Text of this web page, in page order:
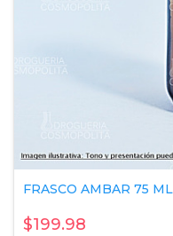
FRASCO AMBAR 75
$199.98